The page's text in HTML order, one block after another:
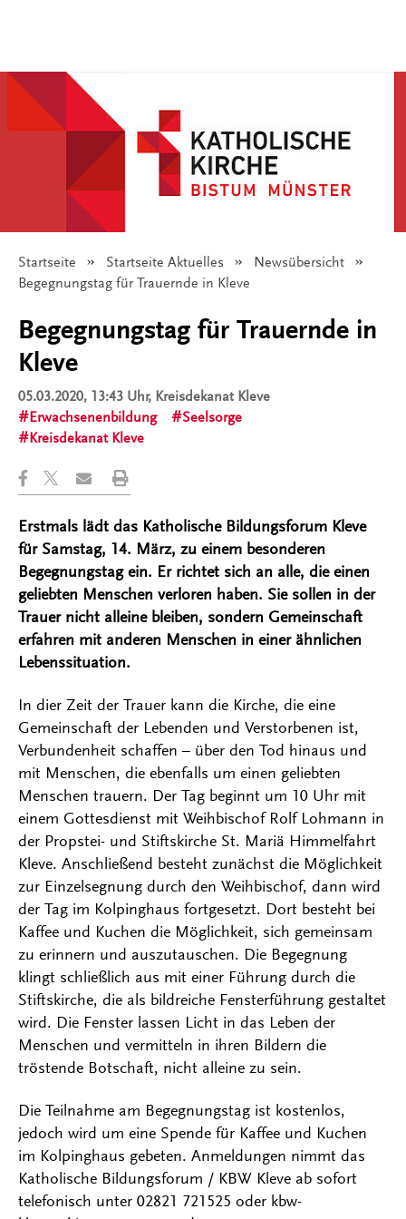
Startseite Startseite Aktuelles
Newsübersicht
Angezeigt:
Begegnungstag für Trauernde in Kleve
Begegnungstag für Trauernde in
Kleve
05.03.2020, 13:43 Uhr, Kreisdekanat Kleve
Erwachsenenbildung
Seelsorge
Kreisdekanat Kleve
Erstmals lädt das Katholische Bildungsforum Kleve
für Samstag, 14. März, zu einem besonderen
Begegnungstag ein. Er richtet sich an alle, die einen
geliebten Menschen verloren haben. Sie sollen in der
Trauer nicht alleine bleiben, sondern Gemeinschaft
erfahren mit anderen Menschen in einer ähnlichen
Lebenssituation.
In dier Zeit der Trauer kann die Kirche, die eine
Gemeinschaft der Lebenden und Verstorbenen ist,
Verbundenheit schaffen – über den Tod hinaus und
mit Menschen, die ebenfalls um einen geliebten
Menschen trauern. Der Tag beginnt um 10 Uhr mit
einem Gottesdienst mit Weihbischof Rolf Lohmann in
der Propstei- und Stiftskirche St. Mariä Himmelfahrt
Kleve. Anschließend besteht zunächst die Möglichkeit
zur Einzelsegnung durch den Weihbischof, dann wird
der Tag im Kolpinghaus fortgesetzt. Dort besteht bei
Kaffee und Kuchen die Möglichkeit, sich gemeinsam
zu erinnern und auszutauschen. Die Begegnung
klingt schließlich aus mit einer Führung durch die
Stiftskirche, die als bildreiche Fensterführung gestaltet
wird. Die Fenster lassen Licht in das Leben der
Menschen und vermitteln in ihren Bildern die
tröstende Botschaft, nicht alleine zu sein.
Die Teilnahme am Begegnungstag ist kostenlos,
jedoch wird um eine Spende für Kaffee und Kuchen
im Kolpinghaus gebeten. Anmeldungen nimmt das
Katholische Bildungsforum / KBW Kleve ab sofort
telefonisch unter 02821 721525 oder kbw-